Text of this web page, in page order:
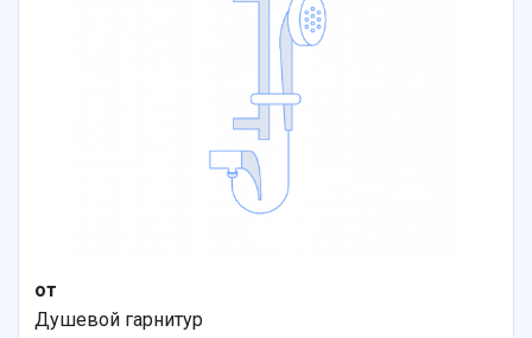
от
Душевой гарнитур